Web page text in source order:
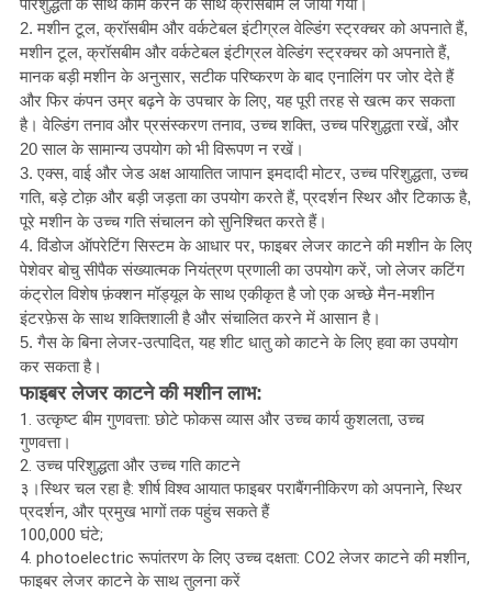
परिशुद्धता के साथ काम करने के साथ क्रॉसबीम ले जाया गया।
2. मशीन टूल, क्रॉसबीम और वर्कटेबल इंटीग्रल वेल्डिंग स्ट्रक्चर को अपनाते हैं,
मशीन टूल, क्रॉसबीम और वर्कटेबल इंटीग्रल वेल्डिंग स्ट्रक्चर को अपनाते हैं,
मानक बड़ी मशीन के अनुसार, सटीक परिष्करण के बाद एनालिंग पर जोर देते हैं
और फिर कंपन उम्र बढ़ने के उपचार के लिए, यह पूरी तरह से खत्म कर सकता
है। वेल्डिंग तनाव और प्रसंस्करण तनाव, उच्च शक्ति, उच्च परिशुद्धता रखें, और
20 साल के सामान्य उपयोग को भी विरूपण न रखें।
3. एक्स, वाई और जेड अक्ष आयातित जापान इमदादी मोटर, उच्च परिशुद्धता, उच्च
गति, बड़े टोक़ और बड़ी जड़ता का उपयोग करते हैं, प्रदर्शन स्थिर और टिकाऊ है,
पूरे मशीन के उच्च गति संचालन को सुनिश्चित करते हैं।
4. विंडोज ऑपरेटिंग सिस्टम के आधार पर, फाइबर लेजर काटने की मशीन के लिए
पेशेवर बोचु सीपैक संख्यात्मक नियंत्रण प्रणाली का उपयोग करें, जो लेजर कटिंग
कंट्रोल विशेष फ़ंक्शन मॉड्यूल के साथ एकीकृत है जो एक अच्छे मैन-मशीन
इंटरफ़ेस के साथ शक्तिशाली है और संचालित करने में आसान है।
5. गैस के बिना लेजर-उत्पादित, यह शीट धातु को काटने के लिए हवा का उपयोग
कर सकता है।
फाइबर लेजर काटने की मशीन लाभ:
1. उत्कृष्ट बीम गुणवत्ता: छोटे फोकस व्यास और उच्च कार्य कुशलता, उच्च
गुणवत्ता।
2. उच्च परिशुद्धता और उच्च गति काटने
३।स्थिर चल रहा है: शीर्ष विश्व आयात फाइबर पराबैंगनीकिरण को अपनाने, स्थिर
प्रदर्शन, और प्रमुख भागों तक पहुंच सकते हैं
100,000 घंटे;
4. photoelectric रूपांतरण के लिए उच्च दक्षता: CO2 लेजर काटने की मशीन,
फाइबर लेजर काटने के साथ तुलना करें